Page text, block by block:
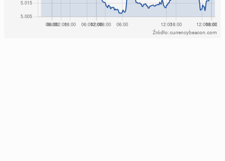
Źródło: currencybeacon.com